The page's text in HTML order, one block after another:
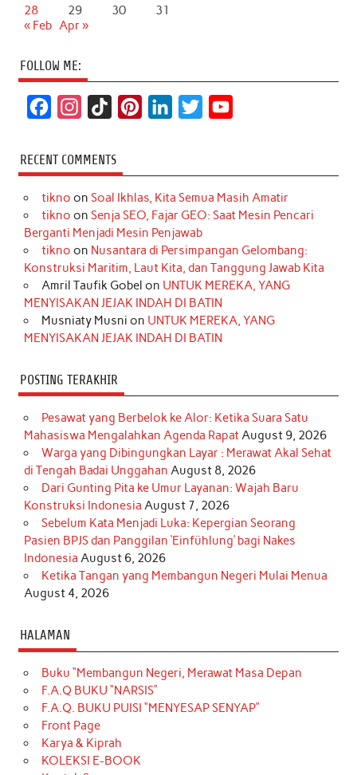
28
29 30
31
« Feb Apr »
FOLLOW ME:
c
e
b
o
k
s
t
a
r
a
m
k
T
o
k
t
e
r
e
s
t
k
e
d
I
n
t
t
r
T
u
e
RECENT COMMENTS
tikno on Soal Ikhlas, Kita Semua Masih Amatir
tikno on Senja SEO, Fajar GEO: Saat Mesin Pencari
Berganti Menjadi Mesin Penjawab
tikno on Nusantara di Persimpangan Gelombang:
Konstruksi Maritim, Laut Kita, dan Tanggung Jawab Kita
Amril Taufik Gobel on UNTUK MEREKA, YANG
MENYISAKAN JEJAK INDAH DI BATIN
Musniaty Musni on UNTUK MEREKA, YANG
MENYISAKAN JEJAK INDAH DI BATIN
POSTING TERAKHIR
Pesawat yang Berbelok ke Alor: Ketika Suara Satu
Mahasiswa Mengalahkan Agenda RapatAugust 9, 2026
Warga yang Dibingungkan Layar : Merawat Akal Sehat
di Tengah Badai Unggahan August 8, 2026
Dari Gunting Pita ke Umur Layanan: Wajah Baru
Konstruksi Indonesia August 7, 2026
Sebelum Kata Menjadi Luka: Kepergian Seorang
Pasien BPJS dan Panggilan ‘Einfühlung’ bagi Nakes
Indonesia August 6, 2026
Ketika Tangan yang Membangun Negeri Mulai Menua
August 4, 2026
HALAMAN
Buku “Membangun Negeri, Merawat Masa Depan
F.A.Q BUKU “NARSIS”
F.A.Q. BUKU PUISI “MENYESAP SENYAP”
Front Page
Karya & Kiprah
KOLEKSI E-BOOK